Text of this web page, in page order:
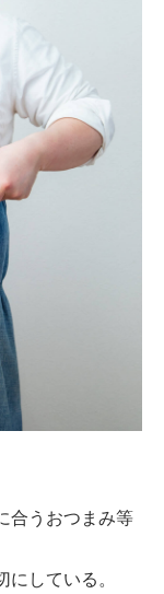
合うおつまみ等
している。